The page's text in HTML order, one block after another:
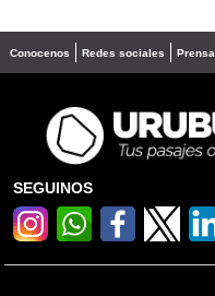
Conocenos Redes sociales Prensa
SEGUINOS